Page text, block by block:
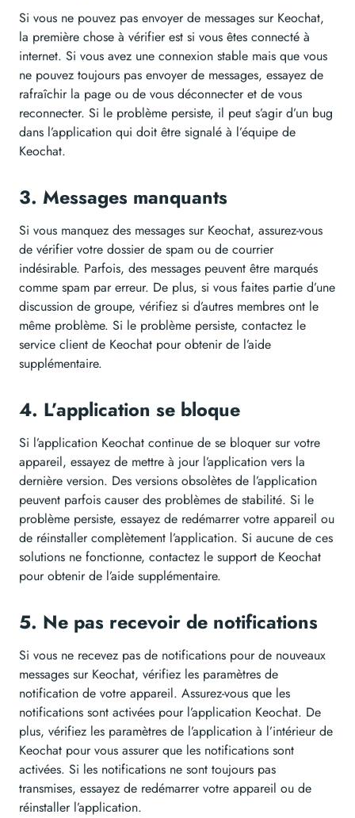
Si vous ne pouvez pas envoyer de messages sur Keochat,
la première chose à vérifier est si vous êtes connecté à
internet. Si vous avez une connexion stable mais que vous
ne pouvez toujours pas envoyer de messages, essayez de
rafraîchir la page ou de vous déconnecter et de vous
reconnecter. Si le problème persiste, il peut s’agir d’un bug
dans l’application qui doit être signalé à l’équipe de
Keochat.
3. Messages manquants
Si vous manquez des messages sur Keochat, assurez-vous
de vérifier votre dossier de spam ou de courrier
indésirable. Parfois, des messages peuvent être marqués
comme spam par erreur. De plus, si vous faites partie d’une
discussion de groupe, vérifiez si d’autres membres ont le
même problème. Si le problème persiste, contactez le
service client de Keochat pour obtenir de l’aide
supplémentaire.
4. L’application se bloque
Si l’application Keochat continue de se bloquer sur votre
appareil, essayez de mettre à jour l’application vers la
dernière version. Des versions obsolètes de l’application
peuvent parfois causer des problèmes de stabilité. Si le
problème persiste, essayez de redémarrer votre appareil ou
de réinstaller complètement l’application. Si aucune de ces
solutions ne fonctionne, contactez le support de Keochat
pour obtenir de l’aide supplémentaire.
5. Ne pas recevoir de notifications
Si vous ne recevez pas de notifications pour de nouveaux
messages sur Keochat, vérifiez les paramètres de
notification de votre appareil. Assurez-vous que les
notifications sont activées pour l’application Keochat. De
plus, vérifiez les paramètres de l’application à l’intérieur de
Keochat pour vous assurer que les notifications sont
activées. Si les notifications ne sont toujours pas
transmises, essayez de redémarrer votre appareil ou de
réinstaller l’application.